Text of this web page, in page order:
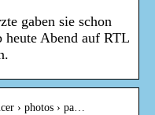
gaben sie schon
Abend auf RTL
› photos › pa…